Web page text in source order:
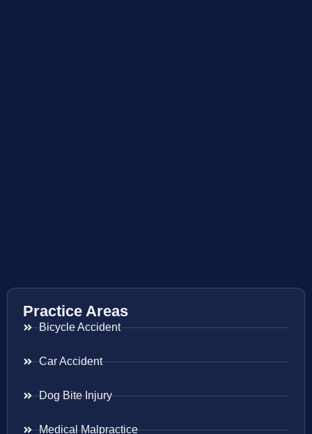
Practice Areas
Bicycle Accident
Car Accident
Dog Bite Injury
Medical Malpractice